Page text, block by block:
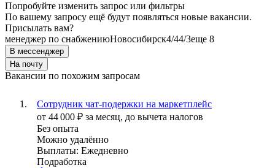
Попробуйте изменить запрос или фильтры
По вашему запросу ещё будут появляться новые вакансии.
Присылать вам?
менеджер по снабжениюНовосибирск4/44/3еще 8
В мессенджер
На почту
Вакансии по похожим запросам
Сотрудник чат-подержки на маркетплейс
от 44 000 ₽ за месяц, до вычета налогов
Без опыта
Можно удалённо
Выплаты: Ежедневно
Подработка